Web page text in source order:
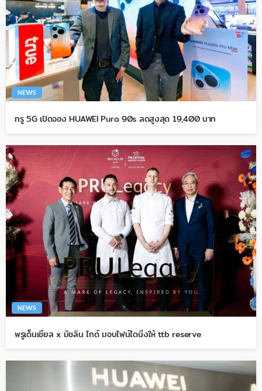
NEWS
ทรู 5G เปิดจอง HUAWEI Pura 90s ลดสูงสุด 19,400 บาท
NEWS
พรูเด็นเชียล x มิชลิน ไกด์ มอบไฟน์ไดนิ่งให้ ttb reserve